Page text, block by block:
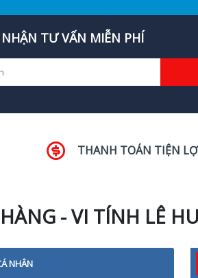
TƯ VẤN MIỄN PHÍ
THANH TOÁN TIỆN
- VI TÍNH LÊ
NHÂN